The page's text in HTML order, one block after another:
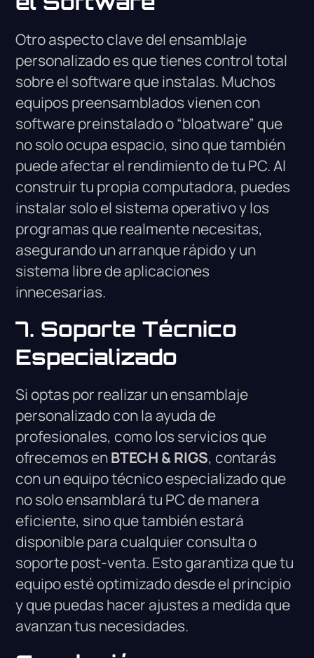
Otro aspecto clave del ensamblaje
personalizado es que tienes control total
sobre el software que instalas. Muchos
equipos preensamblados vienen con
software preinstalado o “bloatware” que
no solo ocupa espacio, sino que también
puede afectar el rendimiento de tu PC. Al
construir tu propia computadora, puedes
instalar solo el sistema operativo y los
programas que realmente necesitas,
asegurando un arranque rápido y un
sistema libre de aplicaciones
innecesarias.
7. Soporte Técnico
Especializado
Si optas por realizar un ensamblaje
personalizado con la ayuda de
profesionales, como los servicios que
ofrecemos enBTECH & RIGS, contarás
con un equipo técnico especializado que
no solo ensamblará tu PC de manera
eficiente, sino que también estará
disponible para cualquier consulta o
soporte post-venta. Esto garantiza que tu
equipo esté optimizado desde el principio
y que puedas hacer ajustes a medida que
avanzan tus necesidades.